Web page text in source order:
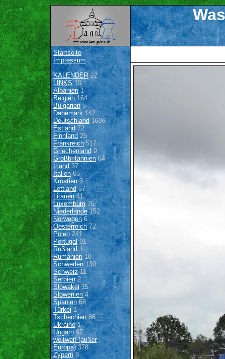
Startseite
Impressum
KALENDER22
LINKS10
Albanien1
Belgien164
Bulgarien 5
Dänemark142
Deutschland 1686
Estland 72
Finnland 25
Frankreich517
Griechenland9
Großbritannien64
Irland 37
Italien65
Kroatien3
Lettland57
Litauen41
Luxemburg 75
Niederlande152
Norwegen6
Oesterreich72
Polen 241
Portugal91
Rußland 1
Rumänien10
Schweden 130
Schweiz11
Serbien2
Slowakei15
Slowenien4
Spanien68
Türkei1
Tschechien 86
Ukraine1
Ungarn97
weltweit (außer
Europa)378
Zypern8